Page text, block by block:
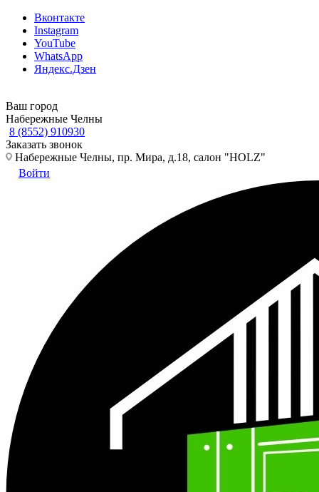
Вконтакте
Instagram
YouTube
WhatsApp
Яндекс.Дзен
Ваш город
Набережные Челны
8 (8552) 910930
Заказать звонок
Набережные Челны, пр. Мира, д.18, салон "HOLZ"
Войти